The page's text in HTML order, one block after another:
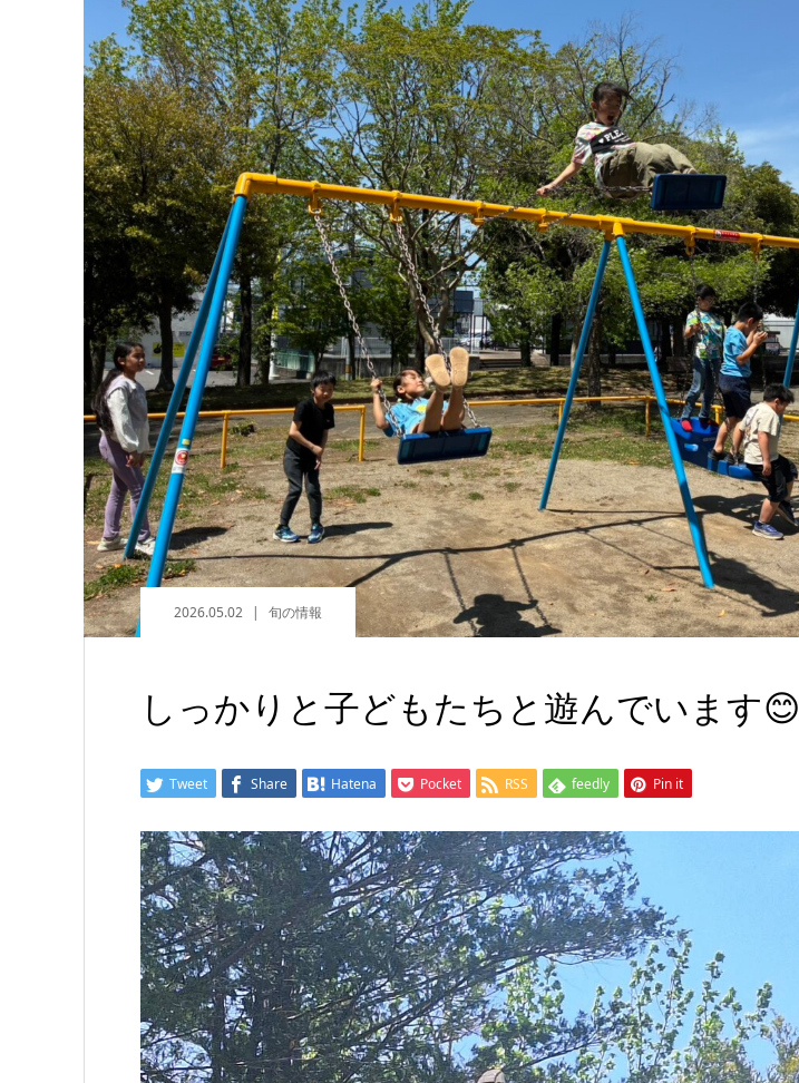
2026.05.02 旬の情報
しっかりと子どもたちと遊んでいます😊
Tweet Share Hatena Pocket RSS feedly Pin it